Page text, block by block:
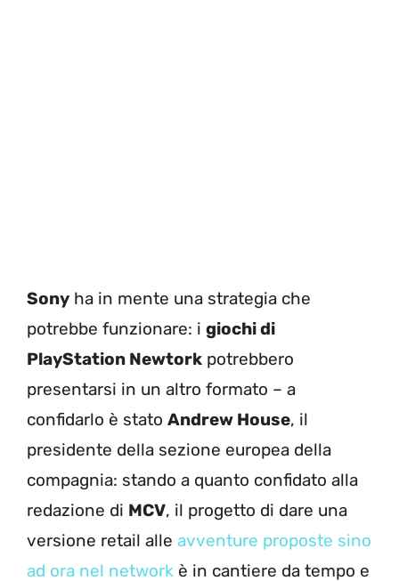
Sony ha in mente una strategia che
potrebbe funzionare: i giochi di
PlayStation Newtork potrebbero
presentarsi in un altro formato – a
confidarlo è stato Andrew House, il
presidente della sezione europea della
compagnia: stando a quanto confidato alla
redazione di MCV, il progetto di dare una
versione retail alle avventure proposte sino
ad ora nel network è in cantiere da tempo e